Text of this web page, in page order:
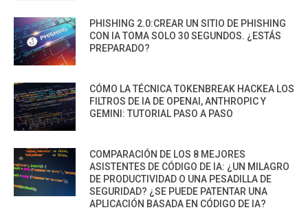
PHISHING 2.0:CREAR UN SITIO DE PHISHING
CON IA TOMA SOLO 30 SEGUNDOS. ¿ESTÁS
PREPARADO?
CÓMO LA TÉCNICA TOKENBREAK HACKEA LOS
FILTROS DE IA DE OPENAI, ANTHROPIC Y
GEMINI: TUTORIAL PASO A PASO
COMPARACIÓN DE LOS 8 MEJORES
ASISTENTES DE CÓDIGO DE IA: ¿UN MILAGRO
DE PRODUCTIVIDAD O UNA PESADILLA DE
SEGURIDAD? ¿SE PUEDE PATENTAR UNA
APLICACIÓN BASADA EN CÓDIGO DE IA?